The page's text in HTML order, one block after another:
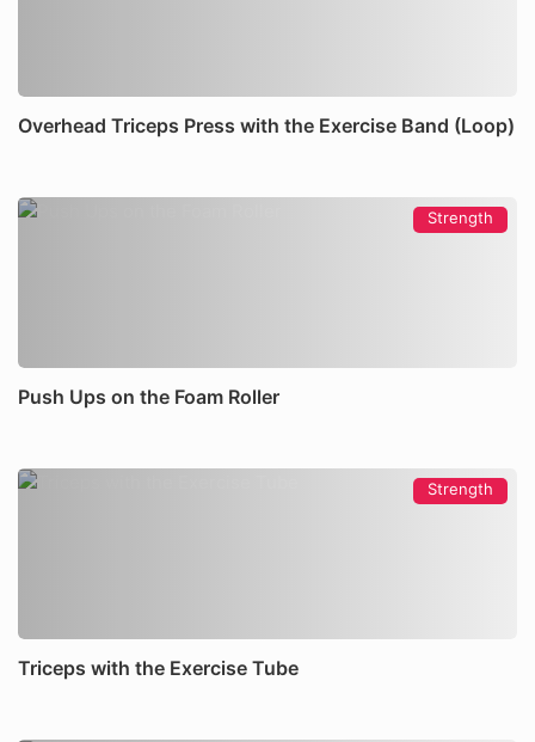
Overhead Triceps Press with the Exercise Band (Loop)
Strength
Push Ups on the Foam Roller
Strength
Triceps with the Exercise Tube